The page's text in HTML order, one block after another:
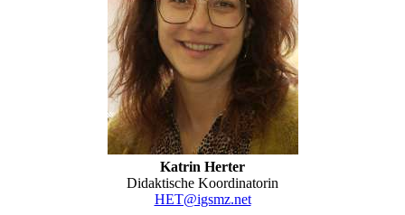
Katrin Herter
Didaktische Koordinatorin
HET@igsmz.net